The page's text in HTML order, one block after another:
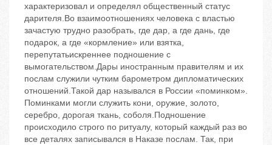
характеризовал и определял общественный статус
дарителя.Во взаимоотношениях человека с властью
зачастую трудно разобрать, где дар, а где дань, где
подарок, а где «кормление» или взятка,
перепутатьискреннее подношение с
вымогательством.Дары иностранным правителям и их
послам служили чутким барометром дипломатических
отношений.Такой дар назывался в России «поминком».
Поминками могли служить кони, оружие, золото,
серебро, дорогая ткань, соболя.Подношение
происходило строго по ритуалу, который каждый раз во
все деталях записывался в Наказе послам. Так, при